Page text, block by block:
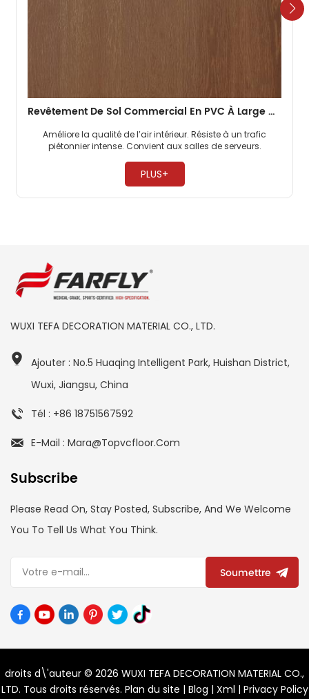
Revêtement De Sol Commercial En PVC À Large Gamme De Couleurs De 3 Mm Pour Les Gymnases
Améliore la qualité de l’air intérieur. Résiste à un trafic
piétonnier intense. Convient aux salles de serveurs. ​
PLUS+
WUXI TEFA DECORATION MATERIAL CO., LTD.
Ajouter : No.5 Huaqing Intelligent Park, Huishan District,
Wuxi, Jiangsu, China
Tél : +86 18751567592
E-Mail : Mara@topvcfloor.com
Subscribe
Please Read On, Stay Posted, Subscribe, And We Welcome
You To Tell Us What You Think.
Soumettre
droits d\'auteur © 2026 WUXI TEFA DECORATION MATERIAL CO.,
LTD. Tous droits réservés. Plan du site | Blog | Xml | Privacy Policy